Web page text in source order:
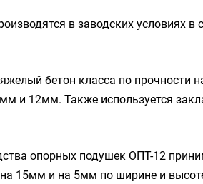
в заводских условиях
бетон класса по прочности
и 12мм. Также используется
опорных подушек ОПТ-12
15мм и на 5мм по ширине и